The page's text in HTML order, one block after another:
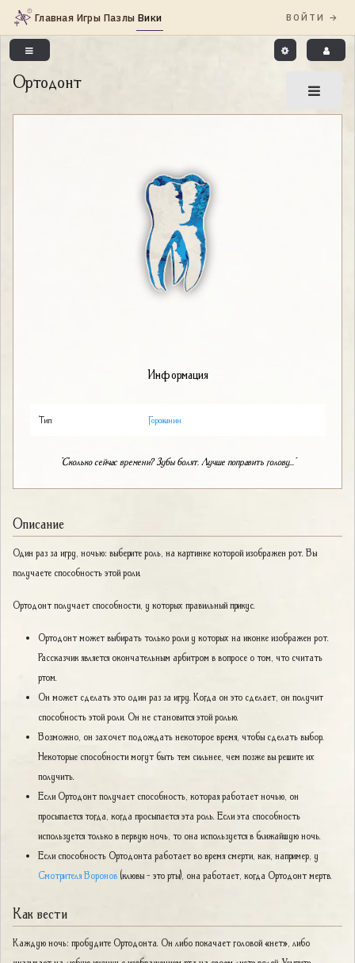
Ортодонт
Информация
Тип Горожанин
"Сколько сейчас времени? Зубы болят. Лучше поправить голову..."
Описание
Один раз за игру, ночью: выберите роль, на картинке которой изображен рот. Вы
получаете способность этой роли.
Ортодонт получает способности, у которых правильный прикус.
Ортодонт может выбирать только роли у которых на иконке изображен рот.
Рассказчик является окончательным арбитром в вопросе о том, что считать
ртом.
Он может сделать это один раз за игру. Когда он это сделает, он получит
способность этой роли. Он не становится этой ролью.
Возможно, он захочет подождать некоторое время, чтобы сделать выбор.
Некоторые способности могут быть тем сильнее, чем позже вы решите их
получить.
Если Ортодонт получает способность, которая работает ночью, он
просыпается тогда, когда просыпается эта роль. Если эта способность
используется только в первую ночь, то она используется в ближайшую ночь.
Если способность Ортодонта работает во время смерти, как, например, у
Смотрителя Воронов (клювы - это рты), она работает, когда Ортодонт мертв.
Как вести
Каждую ночь: пробудите Ортодонта. Он либо покачает головой «нет», либо